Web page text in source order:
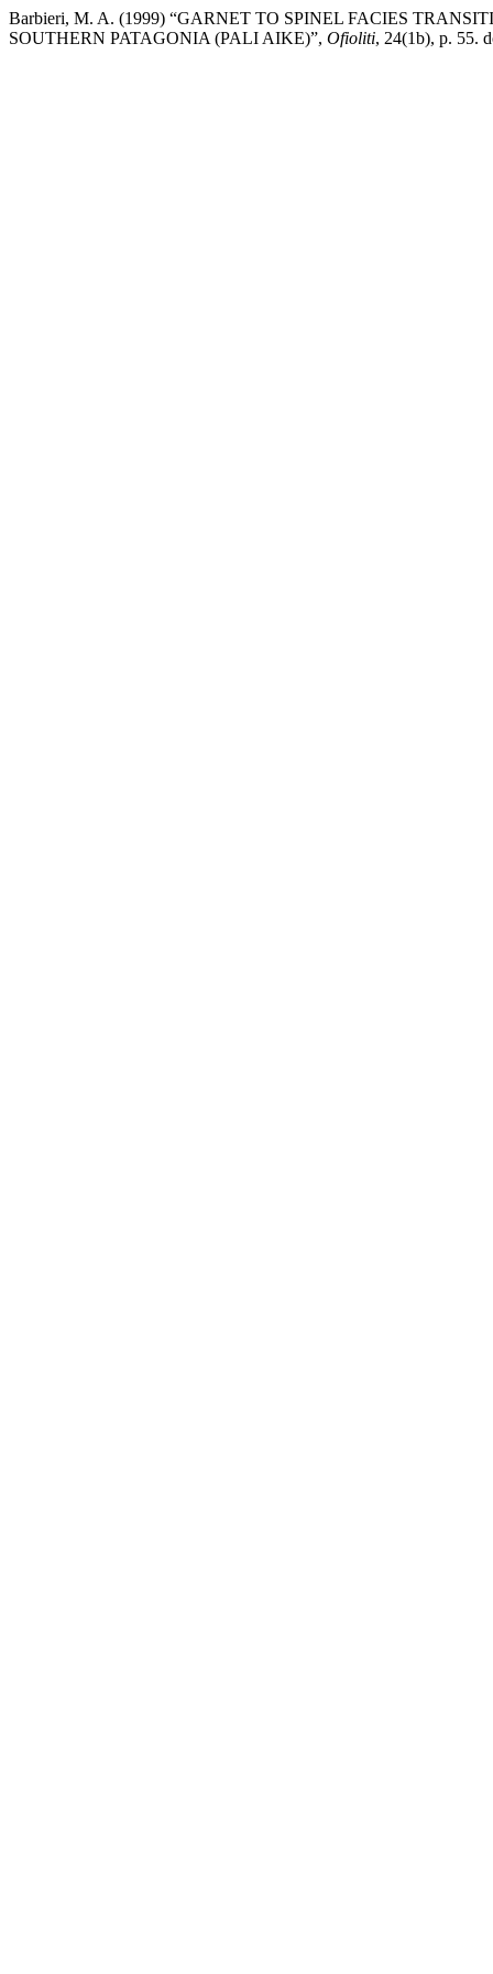
Barbieri, M. A. (1999) “GARNET TO SPINEL FACIES
SOUTHERN PATAGONIA (PALI AIKE)”, Ofioliti, 24(1b), p. 55.